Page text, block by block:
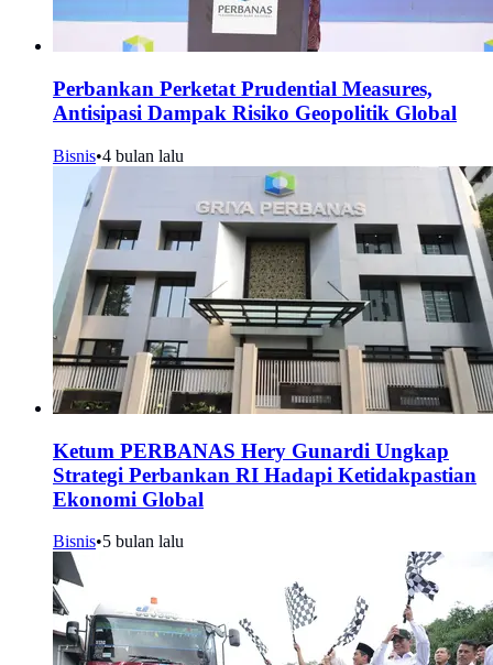
Perbankan Perketat Prudential Measures,
Antisipasi Dampak Risiko Geopolitik Global
Bisnis•4 bulan lalu
Ketum PERBANAS Hery Gunardi Ungkap
Strategi Perbankan RI Hadapi Ketidakpastian
Ekonomi Global
Bisnis•5 bulan lalu